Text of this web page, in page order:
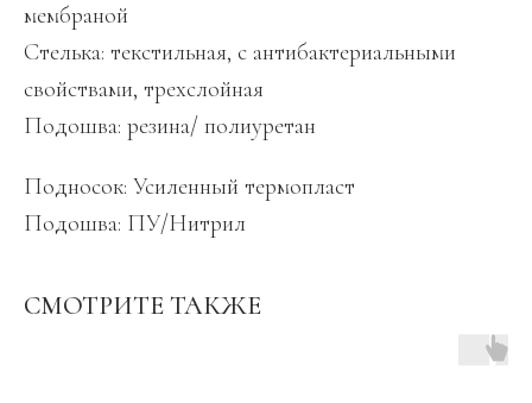
мембраной
Стелька: текстильная, с антибактериальными
свойствами, трехслойная
Подошва: резина/ полиуретан
Подносок: Усиленный термопласт
Подошва: ПУ/Нитрил
СМОТРИТЕ ТАКЖЕ